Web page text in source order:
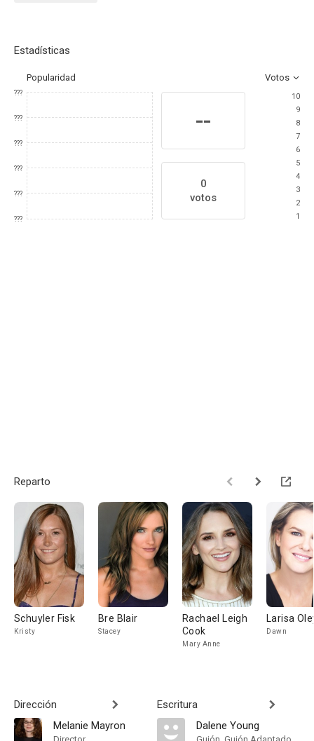
Estadísticas
Popularidad Votos
???
???
???
???
???
???
--
0
votos
10
9
8
7
6
5
4
3
2
1
Reparto
Schuyler Fisk
Kristy
Bre Blair
Stacey
Rachael Leigh
Cook
Mary Anne
Larisa
Dawn
Dirección
Melanie Mayron
Escritura
Dalene Young